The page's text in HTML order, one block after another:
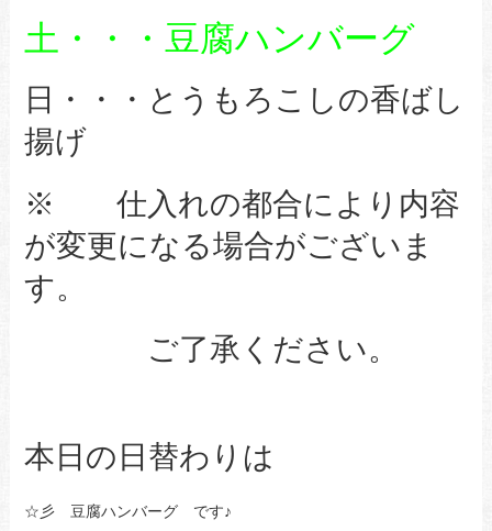
土・・・豆腐ハンバーグ
日・・・とうもろこしの香ばし
揚げ
※ 仕入れの都合により内容
が変更になる場合がございま
す。
ご了承ください。
本日の日替わりは
☆彡 豆腐ハンバーグ です♪